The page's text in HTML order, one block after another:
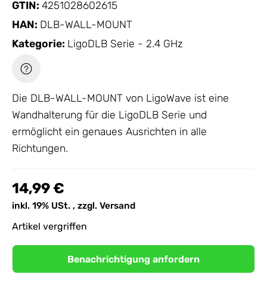
GTIN: 4251028602615
HAN: DLB-WALL-MOUNT
Kategorie: LigoDLB Serie - 2.4 GHz
Die DLB-WALL-MOUNT von LigoWave ist eine
Wandhalterung für die LigoDLB Serie und
ermöglicht ein genaues Ausrichten in alle
Richtungen.
14,99 €
inkl. 19% USt. , zzgl. Versand
Artikel vergriffen
Benachrichtigung anfordern